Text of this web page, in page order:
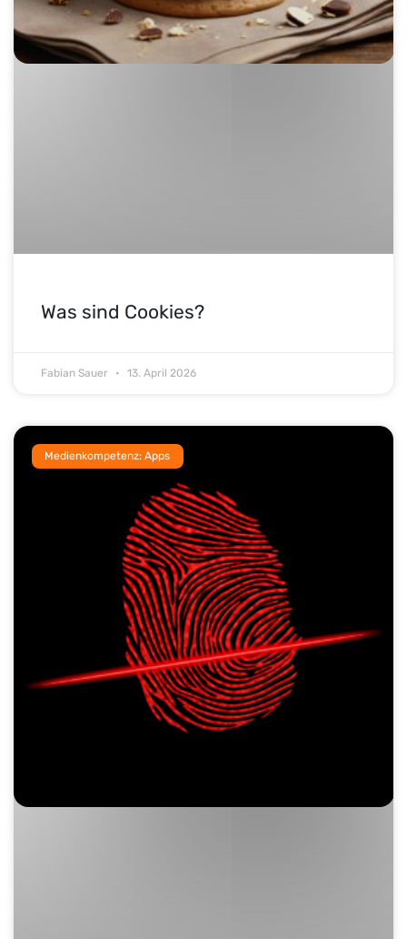
Was sind Cookies?
Fabian Sauer 13. April 2026
Medienkompetenz: Apps